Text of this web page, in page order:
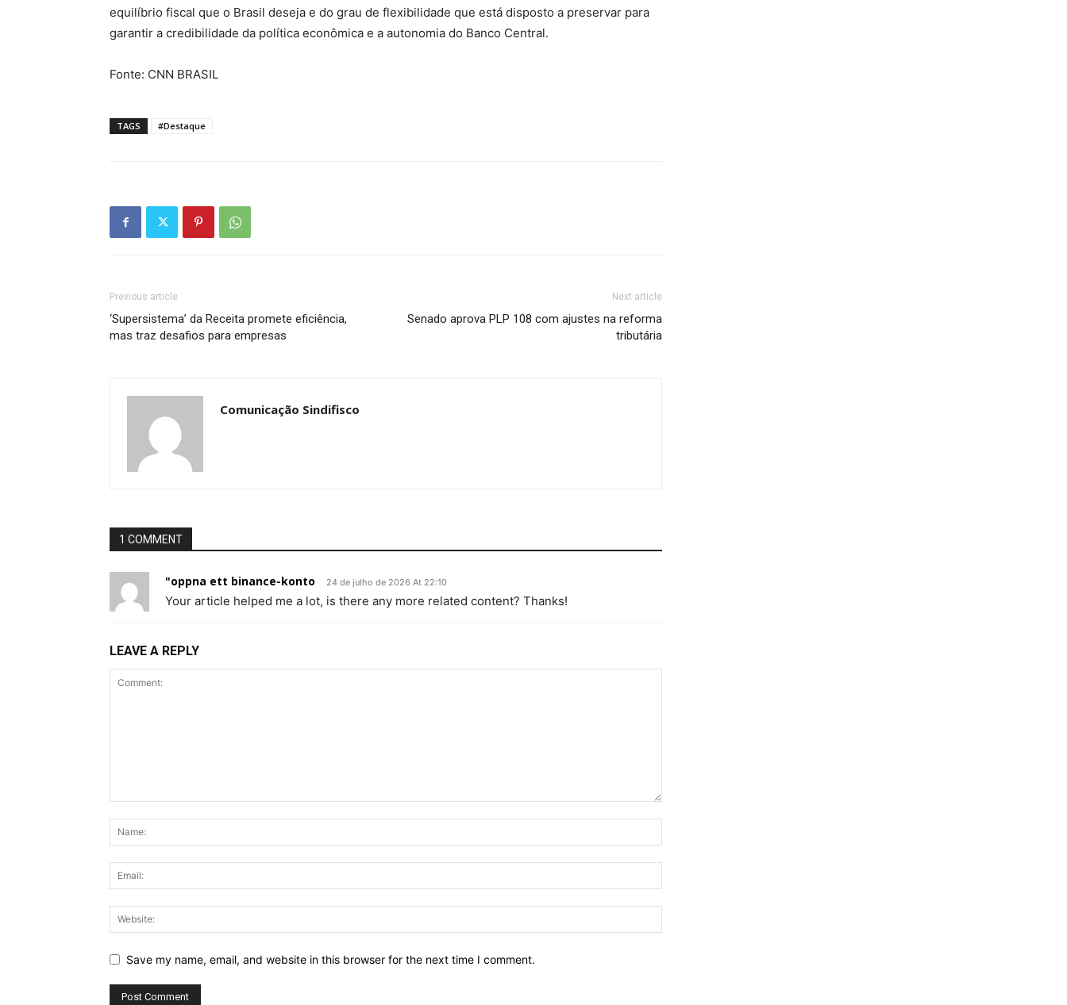
equilíbrio fiscal que o Brasil deseja e do grau de flexibilidade que está disposto a preservar para
garantir a credibilidade da política econômica e a autonomia do Banco Central.
Fonte: CNN BRASIL
TAGS #Destaque
Previous article
‘Supersistema’ da Receita promete eficiência,
mas traz desafios para empresas
Next article
Senado aprova PLP 108 com ajustes na reforma
tributária
Comunicação Sindifisco
1 COMMENT
"oppna ett binance-konto 24 de julho de 2026 At 22:10
Your article helped me a lot, is there any more related content? Thanks!
LEAVE A REPLY
Save my name, email, and website in this browser for the next time I comment.